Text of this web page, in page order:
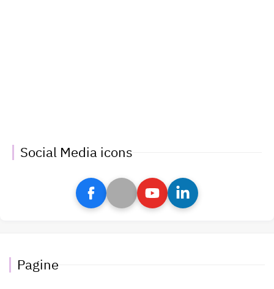
Social Media icons
Pagine